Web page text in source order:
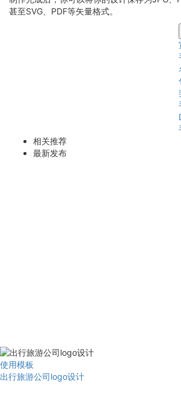
甚至SVG、PDF等矢量格式。
相关推荐
最新发布
使用模板
出行旅游公司logo设计